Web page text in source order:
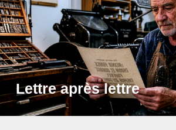
Lettre après lettre